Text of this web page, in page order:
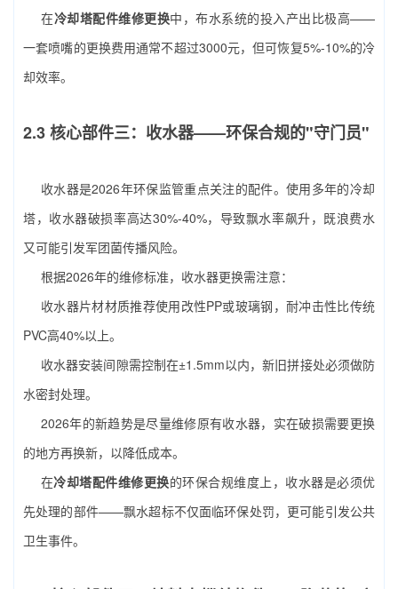
在冷却塔配件维修更换中，布水系统的投入产出比极高——
一套喷嘴的更换费用通常不超过3000元，但可恢复5%-10%的冷
却效率。
2.3 核心部件三：收水器——环保合规的"守门员"
收水器是2026年环保监管重点关注的配件。使用多年的冷却
塔，收水器破损率高达30%-40%，导致飘水率飙升，既浪费水
又可能引发军团菌传播风险。
根据2026年的维修标准，收水器更换需注意：
收水器片材材质推荐使用改性PP或玻璃钢，耐冲击性比传统
PVC高40%以上。
收水器安装间隙需控制在±1.5mm以内，新旧拼接处必须做防
水密封处理。
2026年的新趋势是尽量维修原有收水器，实在破损需要更换
的地方再换新，以降低成本。
在冷却塔配件维修更换的环保合规维度上，收水器是必须优
先处理的部件——飘水超标不仅面临环保处罚，更可能引发公共
卫生事件。